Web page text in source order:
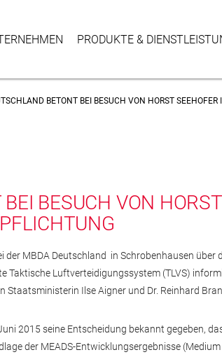
PRODUKTE &
BETONT BEI BESUCH VON HORST
BESUCH VON HORST
MBDA Deutschland in Schrobenhausen über
Taktische Luftverteidigungssystem (TLVS)
Ilse Aigner und Dr. Reinhard
2015 seine Entscheidung bekannt gegeben,
der MEADS-Entwicklungsergebnisse